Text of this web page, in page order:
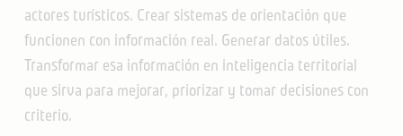
actores turísticos. Crear sistemas de orientación que
funcionen con información real. Generar datos útiles.
Transformar esa información en inteligencia territorial
que sirva para mejorar, priorizar y tomar decisiones con
criterio.